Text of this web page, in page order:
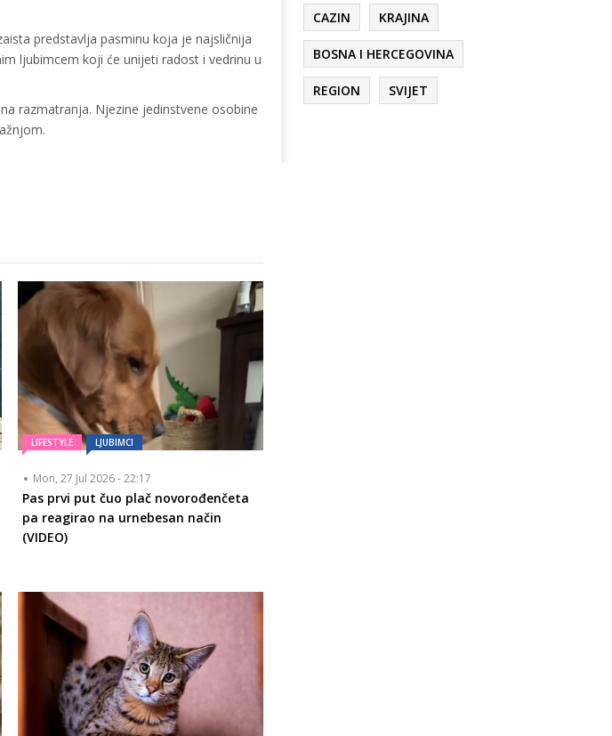
predstavlja pasminu koja je najsličnija
ljubimcem koji će unijeti radost i vedrinu u
razmatranja. Njezine jedinstvene osobine
LIFESTYLE LJUBIMCI
Mon, 27 Jul 2026 - 22:17
Pas prvi put čuo plač novorođenčeta
pa reagirao na urnebesan način
(VIDEO)
CAZIN KRAJINA
BOSNA I HERCEGOVINA
REGION SVIJET